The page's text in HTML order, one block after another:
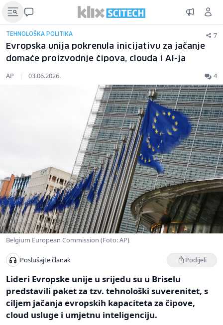
TEHNOLOŠKA POLITIKA 7
Evropska unija pokrenula inicijativu za jačanje
domaće proizvodnje čipova, clouda i AI-ja
AP | 03.06.2026. 4
Belgium European Commission (Foto: AP)
Poslušajte članak Podijeli
Lideri Evropske unije u srijedu su u Briselu
predstavili paket za tzv. tehnološki suverenitet, s
ciljem jačanja evropskih kapaciteta za čipove,
cloud usluge i umjetnu inteligenciju.